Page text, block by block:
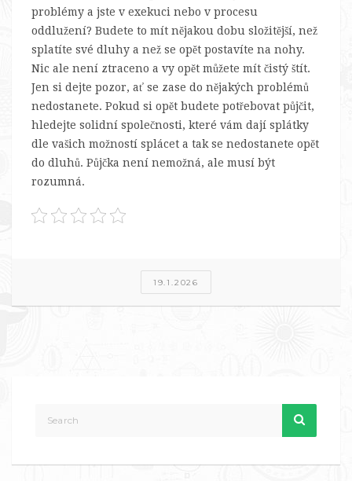
problémy a jste v exekuci nebo v procesu
oddlužení? Budete to mít nějakou dobu složitější, než
splatíte své dluhy a než se opět postavíte na nohy.
Nic ale není ztraceno a vy opět můžete mít čistý štít.
Jen si dejte pozor, ať se zase do nějakých problémů
nedostanete. Pokud si opět budete potřebovat půjčit,
hledejte solidní společnosti, které vám dají splátky
dle vašich možností splácet a tak se nedostanete opět
do dluhů. Půjčka není nemožná, ale musí být
rozumná.
19.1.2026